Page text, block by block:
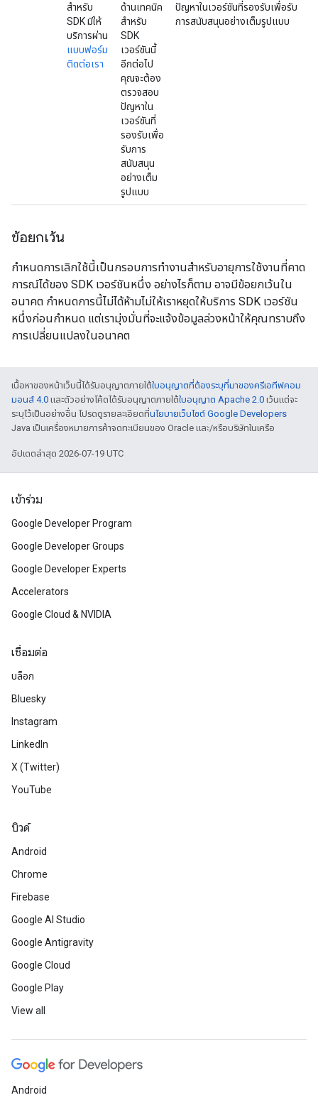
สำหรับ
SDK มีให้
บริการผ่าน
แบบฟอร์ม
ติดต่อเรา
ด้านเทคนิค
สำหรับ
SDK
เวอร์ชันนี้
อีกต่อไป
คุณจะต้อง
ตรวจสอบ
ปัญหาใน
เวอร์ชันที่
รองรับเพื่อ
รับการ
สนับสนุน
อย่างเต็ม
รูปแบบ
ปัญหาในเวอร์ชันที่รองรับเพื่อรับ
การสนับสนุนอย่างเต็มรูปแบบ
ข้อยกเว้น
กำหนดการเลิกใช้นี้เป็นกรอบการทำงานสำหรับอายุการใช้งานที่คาด
การณ์ได้ของ SDK เวอร์ชันหนึ่ง อย่างไรก็ตาม อาจมีข้อยกเว้นใน
อนาคต กำหนดการนี้ไม่ได้ห้ามไม่ให้เราหยุดให้บริการ SDK เวอร์ชัน
หนึ่งก่อนกำหนด แต่เรามุ่งมั่นที่จะแจ้งข้อมูลล่วงหน้าให้คุณทราบถึง
การเปลี่ยนแปลงในอนาคต
เนื้อหาของหน้าเว็บนี้ได้รับอนุญาตภายใต้ใบอนุญาตที่ต้องระบุที่มาของครีเอทีฟคอม
มอนส์ 4.0 และตัวอย่างโค้ดได้รับอนุญาตภายใต้ใบอนุญาต Apache 2.0 เว้นแต่จะ
ระบุไว้เป็นอย่างอื่น โปรดดูรายละเอียดที่นโยบายเว็บไซต์ Google Developers
Java เป็นเครื่องหมายการค้าจดทะเบียนของ Oracle และ/หรือบริษัทในเครือ
อัปเดตล่าสุด 2026-07-19 UTC
เข้าร่วม
Google Developer Program
Google Developer Groups
Google Developer Experts
Accelerators
Google Cloud & NVIDIA
เชื่อมต่อ
บล็อก
Bluesky
Instagram
LinkedIn
X (Twitter)
YouTube
บิวด์
Android
Chrome
Firebase
Google AI Studio
Google Antigravity
Google Cloud
Google Play
View all
Android